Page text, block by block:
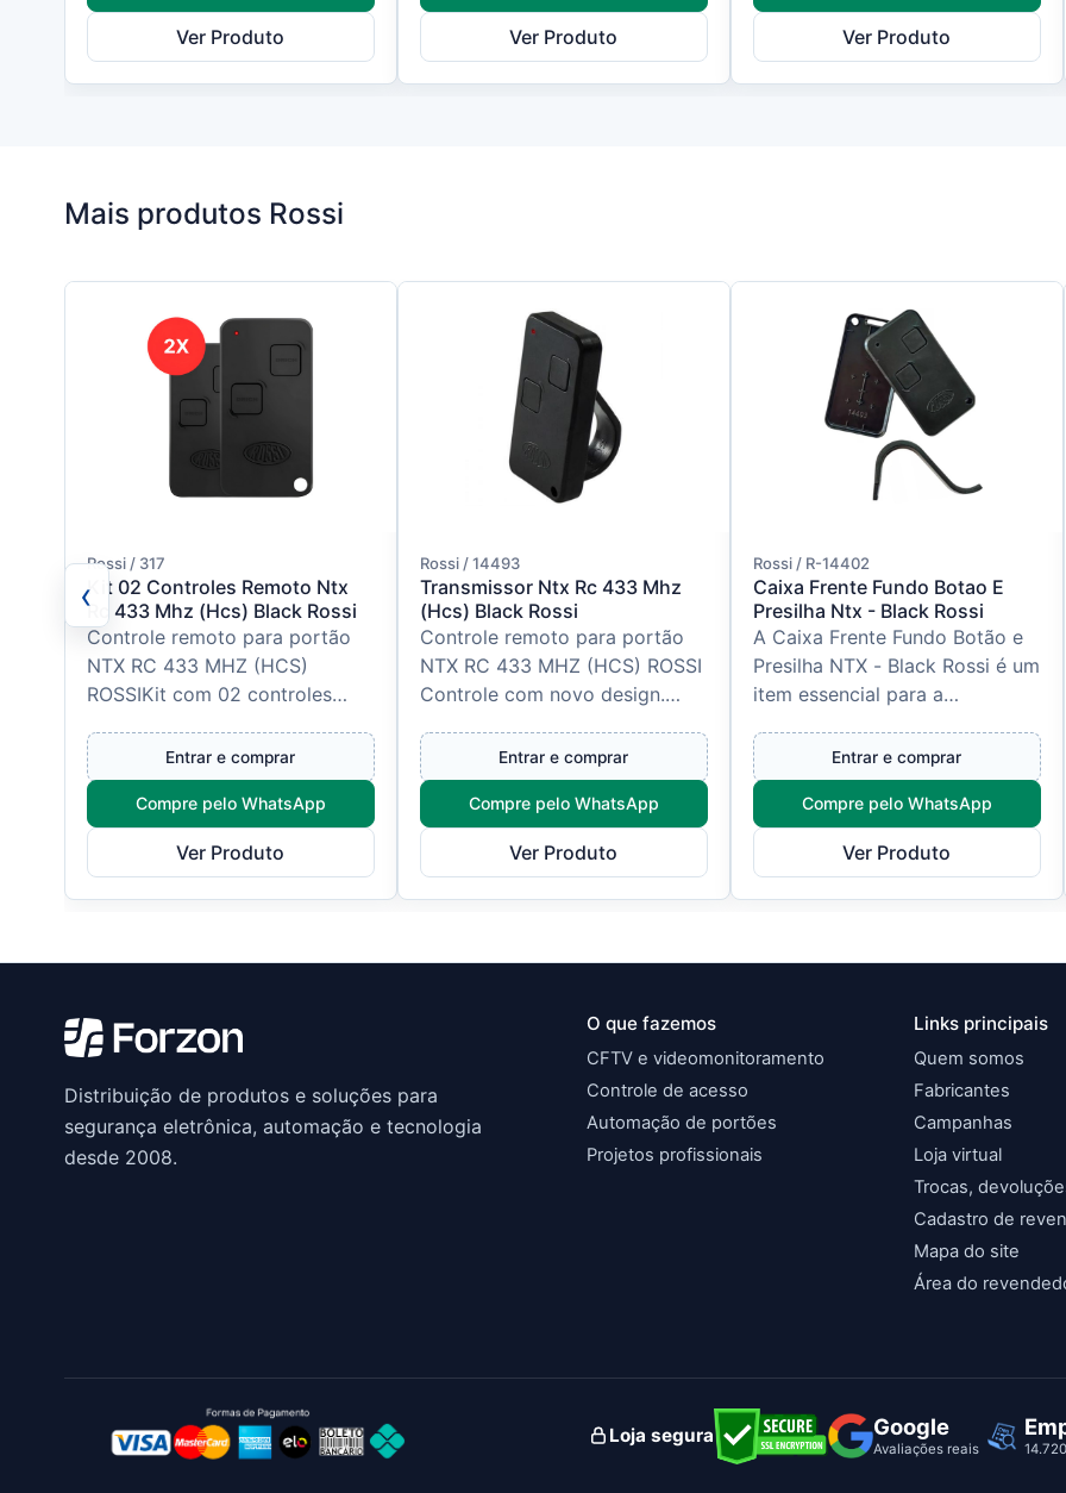
Ver Produto Ver Produto Ver Produto
Mais produtos Rossi
‹
Rossi / 317
Kit 02 Controles Remoto Ntx
Rc 433 Mhz (Hcs) Black Rossi
Controle remoto para portão
NTX RC 433 MHZ (HCS)
ROSSIKit com 02 controles
novo design. Segurança em
suas mãos co...
Entrar e comprar
Compre pelo WhatsApp
Ver Produto
Rossi / 14493
Transmissor Ntx Rc 433 Mhz
(Hcs) Black Rossi
Controle remoto para portão
NTX RC 433 MHZ (HCS) ROSSI
Controle com novo design.
sistema de transmissão Rolling
Cod...
Entrar e comprar
Compre pelo WhatsApp
Ver Produto
Rossi / R-14402
Caixa Frente Fundo Botao E
Presilha Ntx - Black Rossi
A Caixa Frente Fundo Botão e
Presilha NTX - Black Rossi é um
item essencial para a
automatizadores da linha NTX
da...
Entrar e comprar
Compre pelo WhatsApp
Ver Produto
Distribuição de produtos e soluções para
segurança eletrônica, automação e tecnologia
desde 2008.
O que fazemos
CFTV e videomonitoramento
Controle de acesso
Automação de portões
Projetos profissionais
Links principais
Quem somos
Fabricantes
Campanhas
Loja virtual
Trocas,
Cadastro de
Mapa do site
Área do
Loja segura Google
Avaliações reais